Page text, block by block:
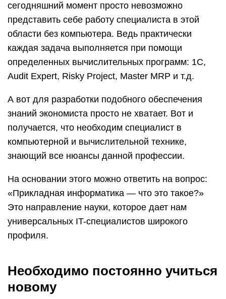
сегодняшний момент просто невозможно
представить себе работу специалиста в этой
области без компьютера. Ведь практически
каждая задача выполняется при помощи
определенных вычислительных программ: 1С,
Audit Expert, Risky Project, Master MRP и т.д.
А вот для разработки подобного обеспечения
знаний экономиста просто не хватает. Вот и
получается, что необходим специалист в
компьютерной и вычислительной технике,
знающий все нюансы данной профессии.
На основании этого можно ответить на вопрос:
«Прикладная информатика — что это такое?»
Это направление науки, которое дает нам
универсальных IT-специалистов широкого
профиля.
Необходимо постоянно учиться
новому